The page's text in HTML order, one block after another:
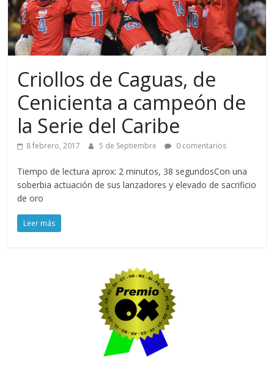
Criollos de Caguas, de
Cenicienta a campeón de
la Serie del Caribe
8 febrero, 2017 5 de Septiembre 0 comentarios
Tiempo de lectura aprox: 2 minutos, 38 segundosCon una
soberbia actuación de sus lanzadores y elevado de sacrificio
de oro
Leer más